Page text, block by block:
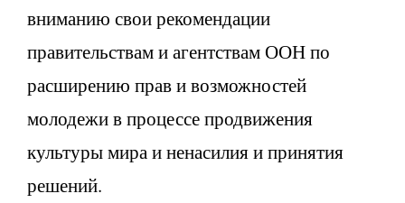
вниманию свои рекомендации
правительствам и агентствам ООН по
расширению прав и возможностей
молодежи в процессе продвижения
культуры мира и ненасилия и принятия
решений.